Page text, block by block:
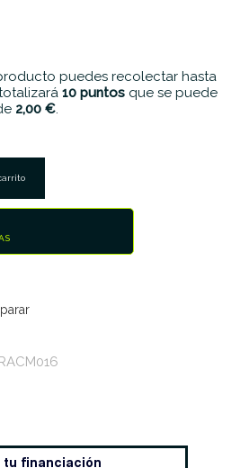
puedes recolectar hasta
10 puntos que se puede
2,00 €.